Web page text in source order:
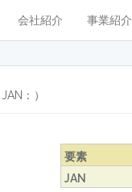
会社紹介 事業紹介
：）
要素
JAN